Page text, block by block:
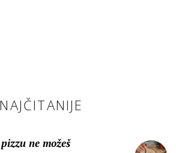
NAJČITANIJE
ne možeš